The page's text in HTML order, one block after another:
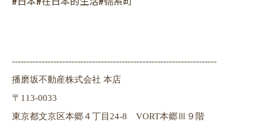
---------------------------------------------------------------------
播磨坂不動産株式会社 本店
〒113-0033
東京都文京区本郷４丁目24-8 VORT本郷Ⅲ９階